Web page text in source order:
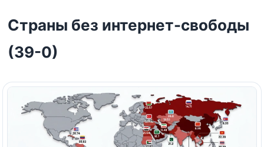
Страны без интернет-свободы
(39-0)